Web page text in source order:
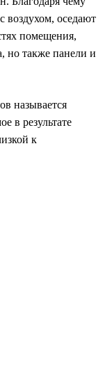
воздухом, оседают
помещения,
но также панели и
называется
в результате
к